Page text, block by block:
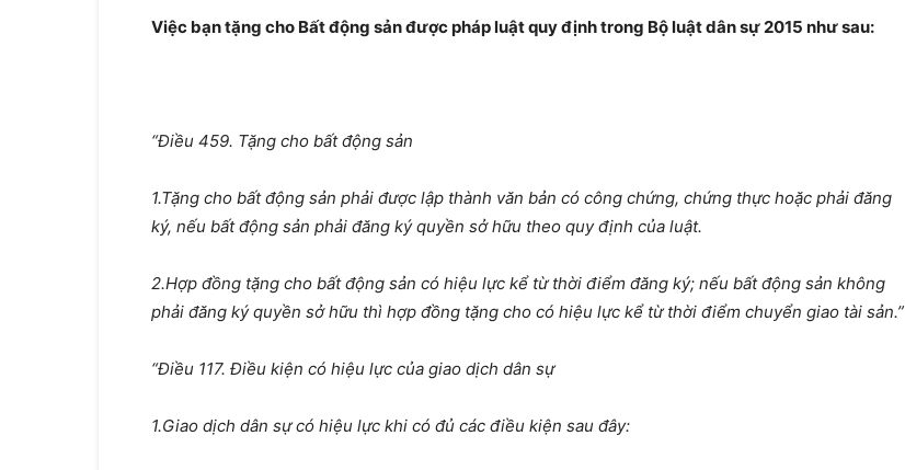
Việc bạn tặng cho Bất động sản được pháp luật quy định trong Bộ luật dân sự 2015 như sau:
“Điều 459. Tặng cho bất động sản
1.Tặng cho bất động sản phải được lập thành văn bản có công chứng, chứng thực hoặc phải đăng
ký, nếu bất động sản phải đăng ký quyền sở hữu theo quy định của luật.
2.Hợp đồng tặng cho bất động sản có hiệu lực kể từ thời điểm đăng ký; nếu bất động sản không
phải đăng ký quyền sở hữu thì hợp đồng tặng cho có hiệu lực kể từ thời điểm chuyển giao tài sản.”
“Điều 117. Điều kiện có hiệu lực của giao dịch dân sự
1.Giao dịch dân sự có hiệu lực khi có đủ các điều kiện sau đây: